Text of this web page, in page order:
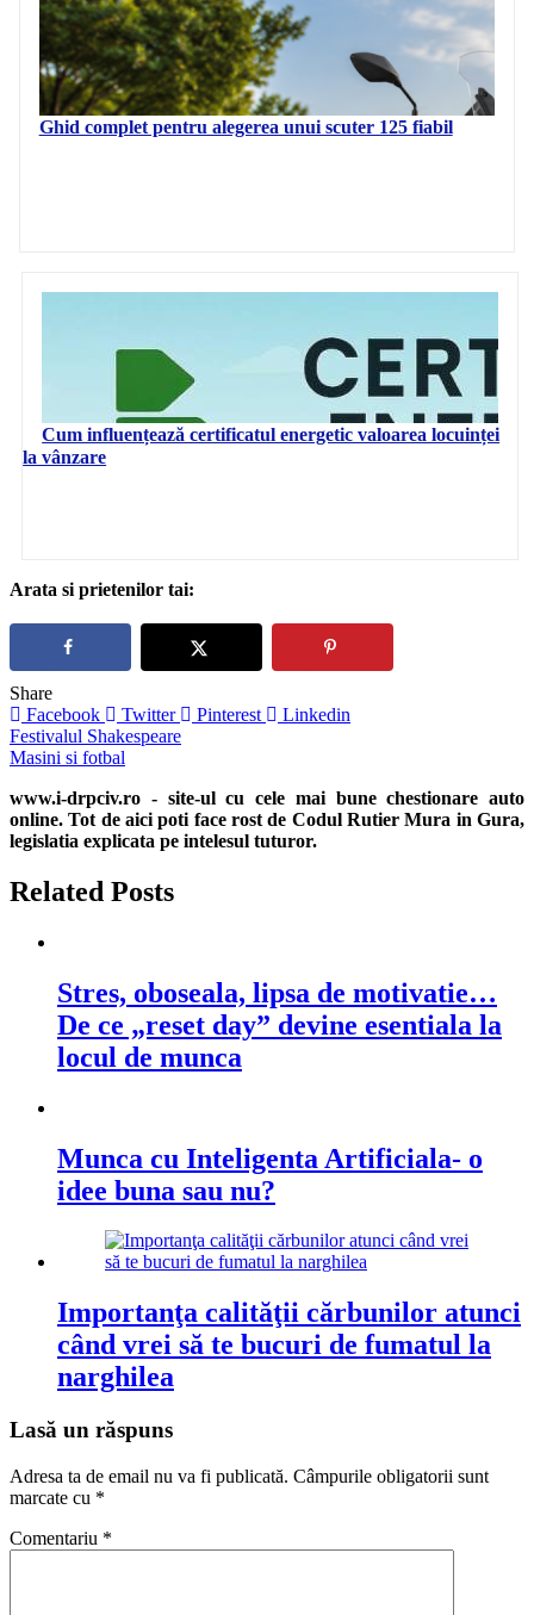
Ghid complet pentru alegerea unui scuter 125 fiabil
Cum influențează certificatul energetic valoarea locuinței
la vânzare
Arata si prietenilor tai:
Share
Facebook
Twitter Pinterest Linkedin
Navigare
în
articole
Festivalul Shakespeare
Masini si fotbal
www.i-drpciv.ro - site-ul cu cele mai bune chestionare auto
online. Tot de aici poti face rost de Codul Rutier Mura in Gura,
legislatia explicata pe intelesul tuturor.
Related Posts
Stres, oboseala, lipsa de motivatie…
De ce „reset day” devine esentiala la
locul de munca
Munca cu Inteligenta Artificiala- o
idee buna sau nu?
Importanţa calităţii cărbunilor atunci
când vrei să te bucuri de fumatul la
narghilea
Lasă un răspuns
Adresa ta de email nu va fi publicată. Câmpurile obligatorii sunt
marcate cu *
Comentariu *